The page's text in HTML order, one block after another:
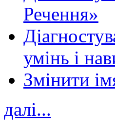
Речення»
умінь і
Змінити
далі...